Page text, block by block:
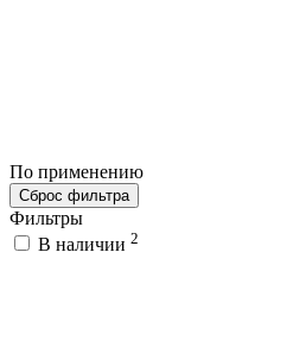
По применению
Сброс фильтра
Фильтры
В наличии 2